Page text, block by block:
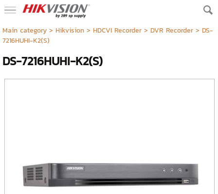
Main category> Hikvision> HDCVI Recorder> DVR Recorder> DS-
7216HUHI-K2(S)
DS-7216HUHI-K2(S)